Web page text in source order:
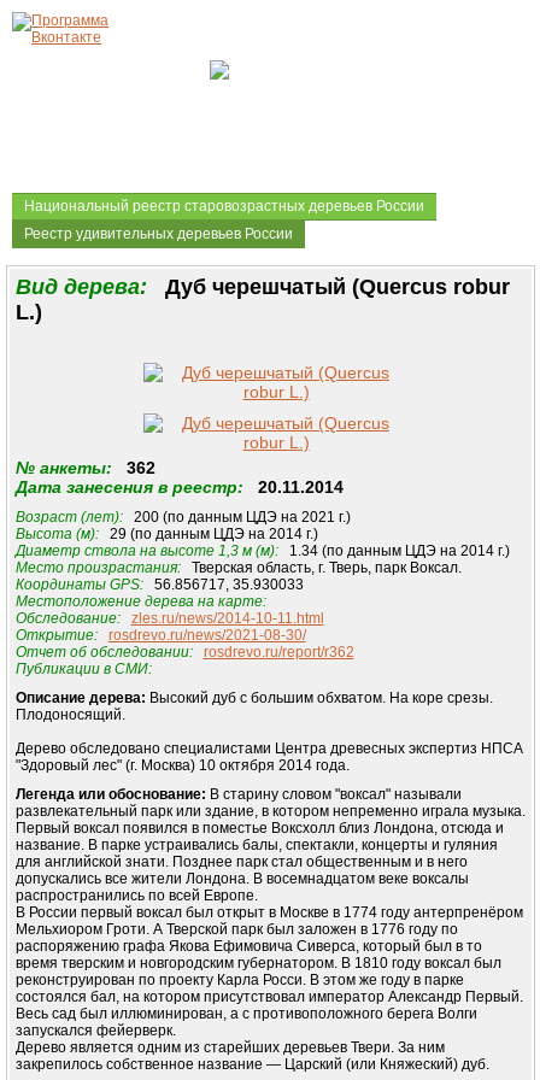
Национальный реестр старовозрастных деревьев России
Реестр удивительных деревьев России
Вид дерева: Дуб черешчатый (Quercus robur
L.)
№ анкеты: 362
Дата занесения в реестр: 20.11.2014
Возраст (лет):200 (по данным ЦДЭ на 2021 г.)
Высота (м):29 (по данным ЦДЭ на 2014 г.)
Диаметр ствола на высоте 1,3 м (м):1.34 (по данным ЦДЭ на 2014 г.)
Место произрастания:Тверская область, г. Тверь, парк Воксал.
Координаты GPS:56.856717, 35.930033
Местоположение дерева на карте:
Обследование:
zles.ru/news/2014-10-11.html
Открытие:
rosdrevo.ru/news/2021-08-30/
Отчет об обследовании:
rosdrevo.ru/report/r362
Публикации в СМИ:
Описание дерева: Высокий дуб с большим обхватом. На коре срезы.
Плодоносящий.
Дерево обследовано специалистами Центра древесных экспертиз НПСА
"Здоровый лес" (г. Москва) 10 октября 2014 года.
Легенда или обоснование: В старину словом "воксал" называли
развлекательный парк или здание, в котором непременно играла музыка.
Первый воксал появился в поместье Воксхолл близ Лондона, отсюда и
название. В парке устраивались балы, спектакли, концерты и гуляния
для английской знати. Позднее парк стал общественным и в него
допускались все жители Лондона. В восемнадцатом веке воксалы
распространились по всей Европе.
В России первый воксал был открыт в Москве в 1774 году антерпренёром
Мельхиором Гроти. А Тверской парк был заложен в 1776 году по
распоряжению графа Якова Ефимовича Сиверса, который был в то
время тверским и новгородским губернатором. В 1810 году воксал был
реконструирован по проекту Карла Росси. В этом же году в парке
состоялся бал, на котором присутствовал император Александр Первый.
Весь сад был иллюминирован, а с противоположного берега Волги
запускался фейерверк.
Дерево является одним из старейших деревьев Твери. За ним
закрепилось собственное название — Царский (или Княжеский) дуб.